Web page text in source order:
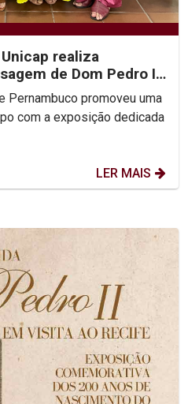
realiza
de Dom Pedro II
Pernambuco promoveu uma
com a exposição dedicada
LER MAIS